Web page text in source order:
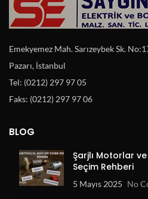
Emekyemez Mah. Sarızeybek Sk.
Pazarı, İstanbul
Tel: (0212) 297 97 05
Faks: (0212) 297 97 06
BLOG
Şarjlı Motorlar
Seçim Rehberi
5 Mayıs 2025 No